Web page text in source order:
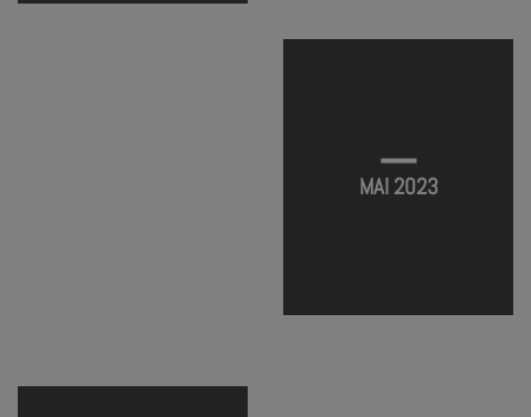
MAI 2023
PRATIQUE VOCALE #15